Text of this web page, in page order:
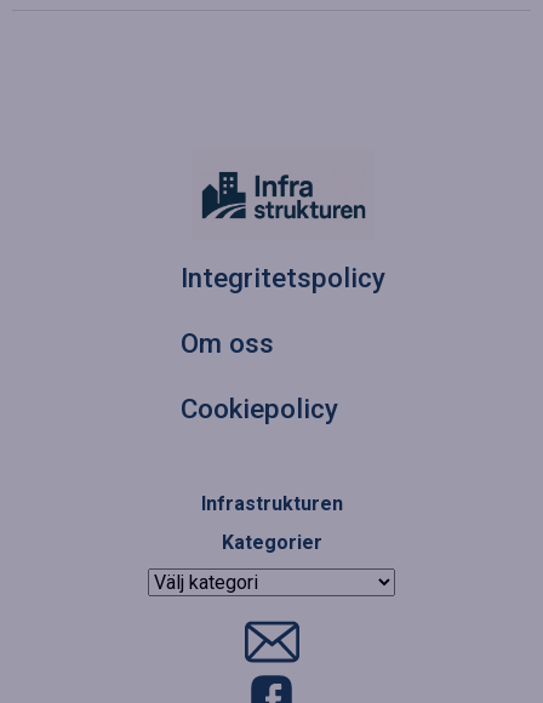
Integritetspolicy
Om oss
Cookiepolicy
Infrastrukturen
Kategorier
Kategorier